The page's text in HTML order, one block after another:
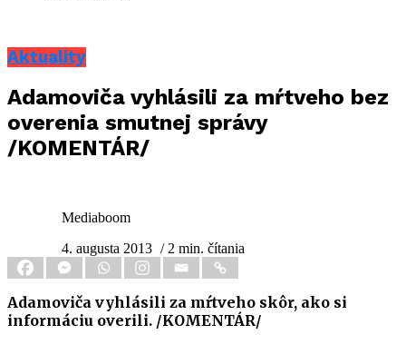
Aktuality
Adamoviča vyhlásili za mŕtveho bez
overenia smutnej správy
/KOMENTÁR/
Mediaboom
4. augusta 2013 / 2 min. čítania
Adamoviča vyhlásili za mŕtveho skôr, ako si
informáciu overili. /KOMENTÁR/